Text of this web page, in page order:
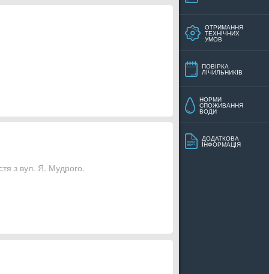
ОТРИМАННЯ
ТЕХНIЧНИХ
УМОВ
ПОВIРКА
ЛIЧИЛЬНИКIВ
НОРМИ
СПОЖИВАННЯ
ВОДИ
ДОДАТКОВА
IНФОРМАЦIЯ
з вул. Я. Мудрого.